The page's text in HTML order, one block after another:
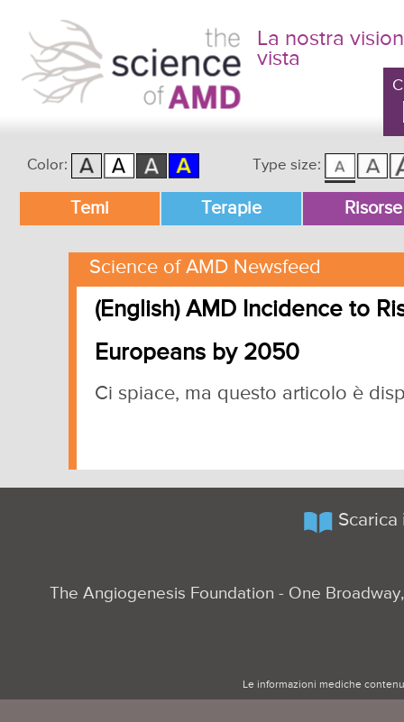
La nostra
vista
Color: Type size:
Vai al contenuto principale
Vai al contenuto secondario
Temi Terapie Risorse
Science of AMD Newsfeed
(English) AMD Incidence to
Europeans by 2050
Ci spiace, ma questo articolo è
The Angiogenesis Foundation - One
Le informazioni mediche